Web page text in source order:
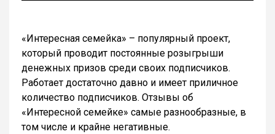
«Интересная семейка» – популярный проект,
который проводит постоянные розыгрыши
денежных призов среди своих подписчиков.
Работает достаточно давно и имеет приличное
количество подписчиков. Отзывы об
«Интересной семейке» самые разнообразные, в
том числе и крайне негативные.